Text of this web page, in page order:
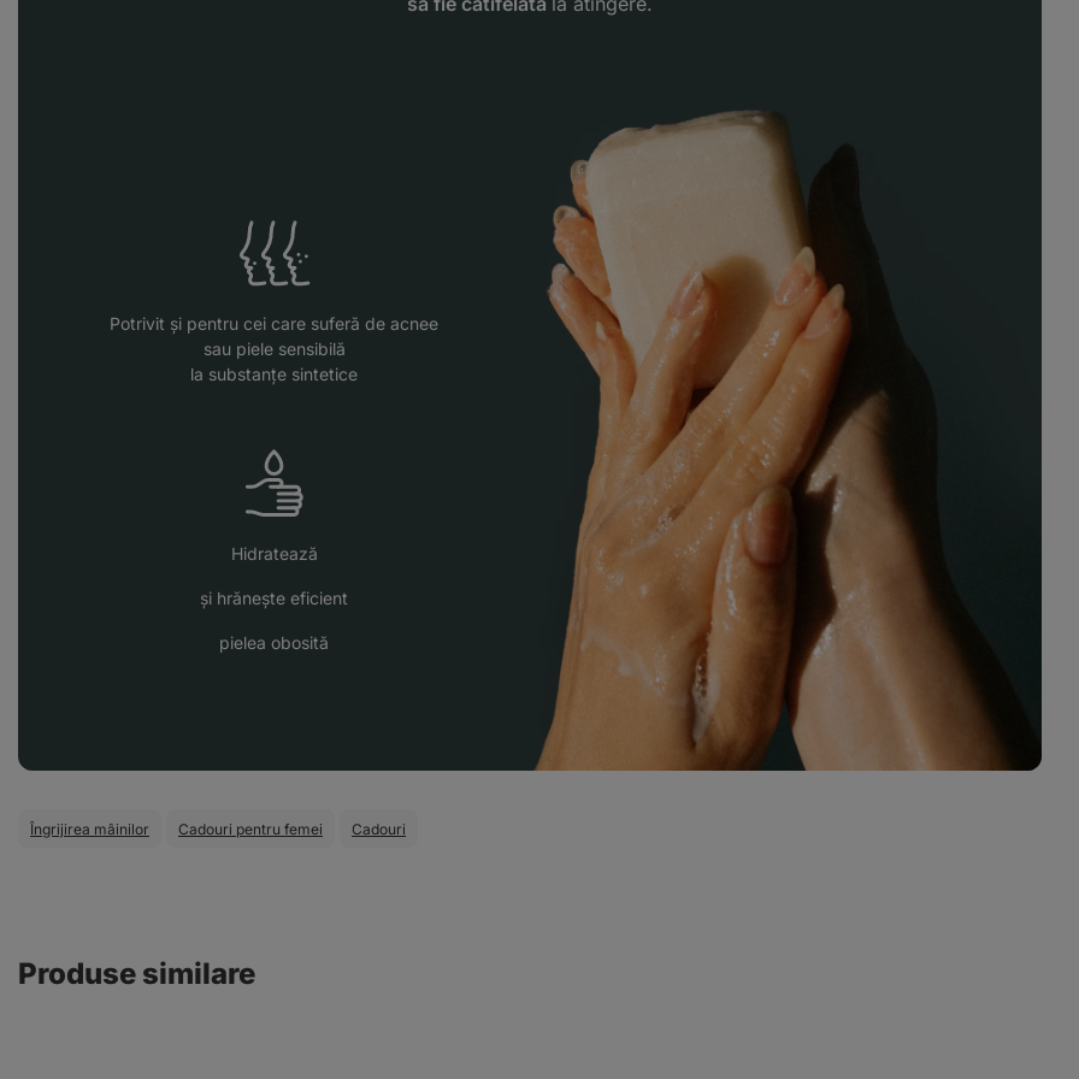
Potrivit și pentru cei care suferă de acnee
sau piele sensibilă
la substanţe sintetice
Hidratează
și hrănește eficient
pielea obosită
Îngrijirea mâinilor Cadouri pentru femei Cadouri
Produse similare